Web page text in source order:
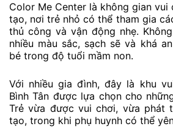
Color Me Center là không gian vui
tạo, nơi trẻ nhỏ có thể tham gia
thủ công và vận động nhẹ.
nhiều màu sắc, sạch sẽ và khá
bé trong độ tuổi mầm non.
Với nhiều gia đình, đây là khu
Bình Tân được lựa chọn cho
Trẻ vừa được vui chơi, vừa phát
tạo, trong khi phụ huynh có thể